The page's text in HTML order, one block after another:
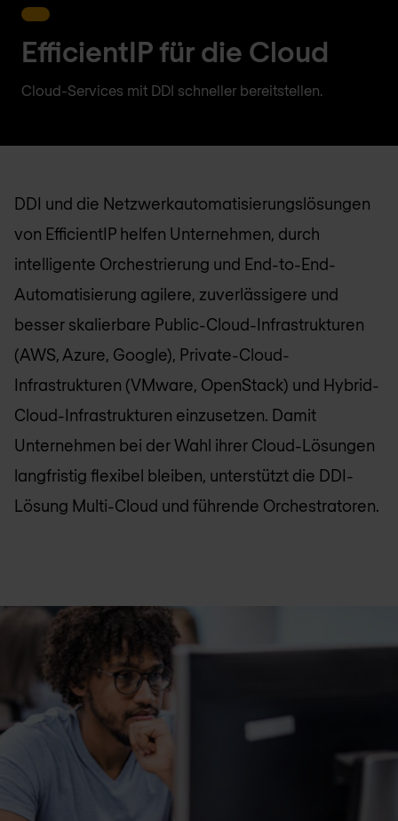
EfficientIP für die Cloud
Cloud-Services mit DDI schneller bereitstellen.
DDI und die Netzwerkautomatisierungslösungen
von EfficientIP helfen Unternehmen, durch
intelligente Orchestrierung und End-to-End-
Automatisierung agilere, zuverlässigere und
besser skalierbare Public-Cloud-Infrastrukturen
(AWS, Azure, Google), Private-Cloud-
Infrastrukturen (VMware, OpenStack) und Hybrid-
Cloud-Infrastrukturen einzusetzen. Damit
Unternehmen bei der Wahl ihrer Cloud-Lösungen
langfristig flexibel bleiben, unterstützt die DDI-
Lösung Multi-Cloud und führende Orchestratoren.